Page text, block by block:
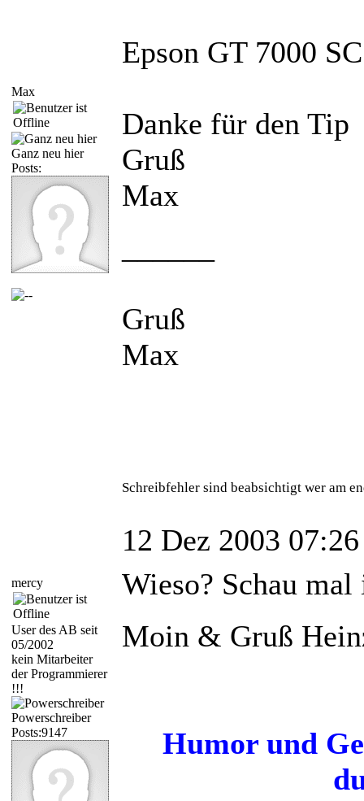
Max
Ganz neu hier
Posts:
Epson GT 7000
Danke für den Tip
Gruß
Max
Gruß
Max
Schreibfehler sind beabsichtigt wer am
mercy
User des AB seit
05/2002
kein Mitarbeiter
der Programmierer
!!!
Powerschreiber
Posts:9147
12 Dez 2003 07:26
Wieso? Schau
Moin & Gruß
Humor und